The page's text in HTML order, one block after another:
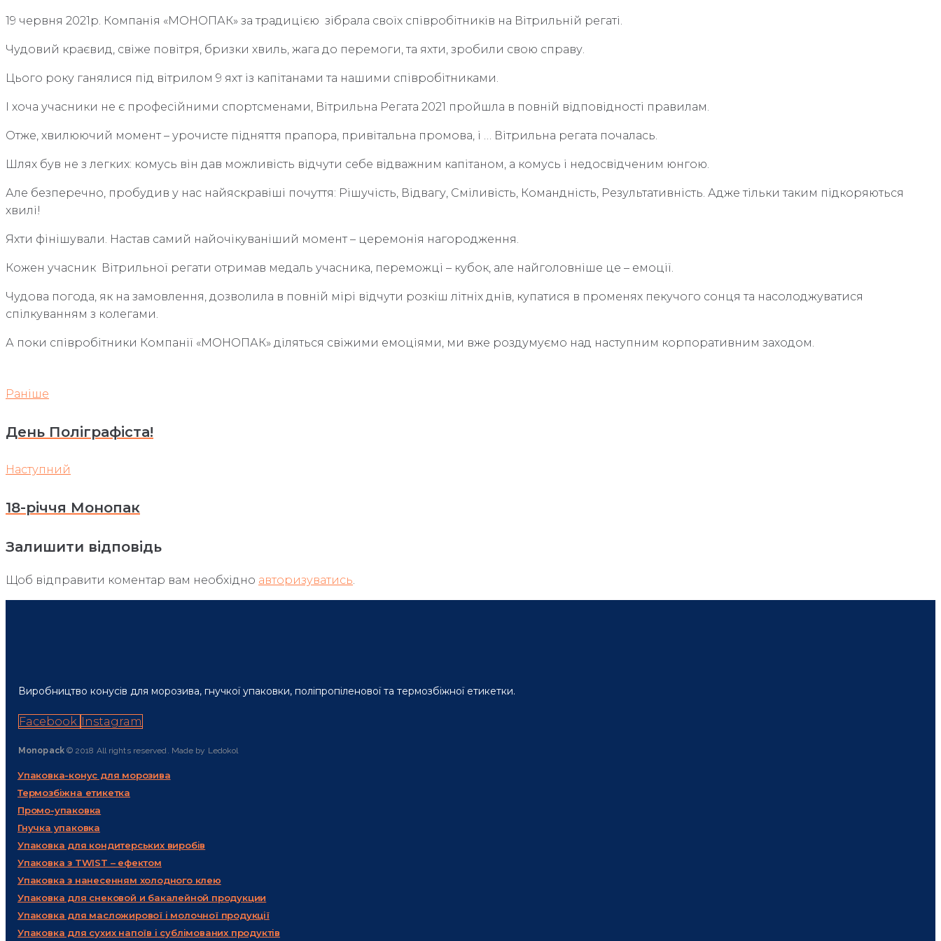
19 червня 2021р. Компанія «МОНОПАК» за традицією зібрала своїх співробітників на Вітрильній регаті.
Чудовий краєвид, свіже повітря, бризки хвиль, жага до перемоги, та яхти, зробили свою справу.
Цього року ганялися під вітрилом 9 яхт із капітанами та нашими співробітниками.
І хоча учасники не є професійними спортсменами, Вітрильна Регата 2021 пройшла в повній відповідності правилам.
Отже, хвилюючий момент – урочисте підняття прапора, привітальна промова, і … Вітрильна регата почалась.
Шлях був не з легких: комусь він дав можливість відчути себе відважним капітаном, а комусь і недосвідченим юнгою.
Але безперечно, пробудив у нас найяскравіші почуття: Рішучість, Відвагу, Сміливість, Командність, Результативність. Адже тільки таким підкоряються
хвилі!
Яхти фінішували. Настав самий найочікуваніший момент – церемонія нагородження.
Кожен учасник Вітрильної регати отримав медаль учасника, переможці – кубок, але найголовніше це – емоції.
Чудова погода, як на замовлення, дозволила в повній мірі відчути розкіш літніх днів, купатися в променях пекучого сонця та насолоджуватися
спілкуванням з колегами.
А поки співробітники Компанії «МОНОПАК» діляться свіжими емоціями, ми вже роздумуємо над наступним корпоративним заходом.
Навігація
записів
Раніше
Раніше
День Поліграфіста!
Наступний
Наступний
18-річчя Монопак
Залишити відповідь
Щоб відправити коментар вам необхідно авторизуватись.
Виробництво конусів для морозива, гнучкої упаковки, поліпропіленової та термозбіжної етикетки.
Facebook Instagram
Monopack© 2018 All rights reserved. Made by Ledokol
Упаковка-конус для морозива
Термозбіжна етикетка
Промо-упаковка
Гнучка упаковка
Упаковка для кондитерських виробів
Упаковка з TWIST – ефектом
Упаковка з нанесенням холодного клею
Упаковка для снековой и бакалейной продукции
Упаковка для масложирової і молочної продукції
Упаковка для сухих напоїв і сублімованих продуктів